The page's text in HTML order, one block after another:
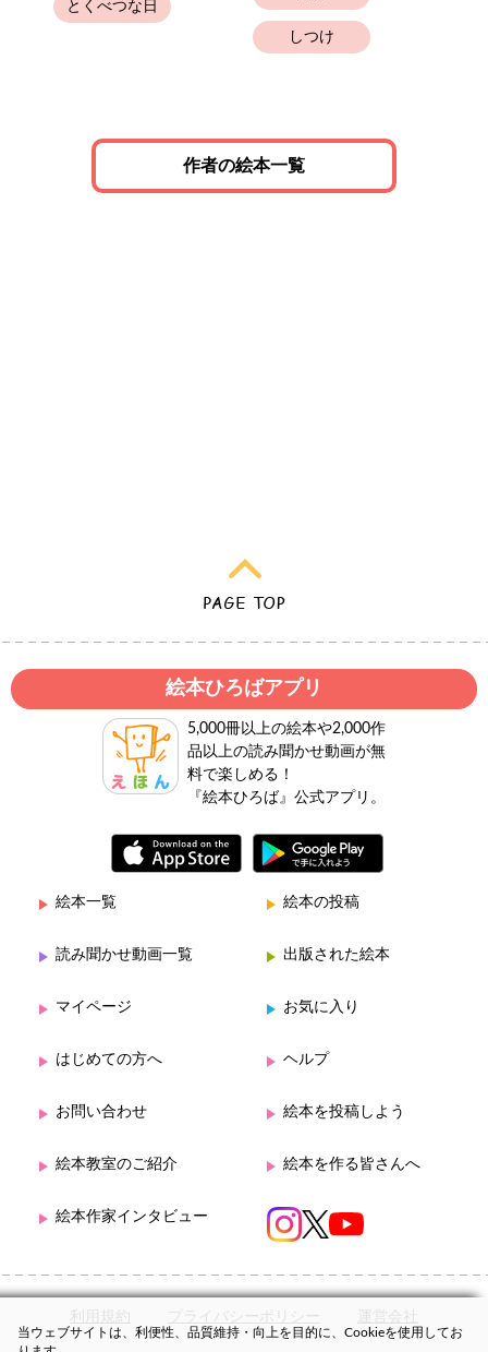
とくべつな日
しつけ
作者の絵本一覧
絵本ひろばアプリ
5,000冊以上の絵本や2,000作
品以上の読み聞かせ動画が無
料で楽しめる！
『絵本ひろば』公式アプリ。
絵本一覧 絵本の投稿
読み聞かせ動画一覧 出版された絵本
マイページ お気に入り
はじめての方へ ヘルプ
お問い合わせ 絵本を投稿しよう
絵本教室のご紹介 絵本を作る皆さんへ
絵本作家インタビュー
利用規約 プライバシーポリシー 運営会社
当ウェブサイトは、利便性、品質維持・向上を目的に、Cookieを使用してお